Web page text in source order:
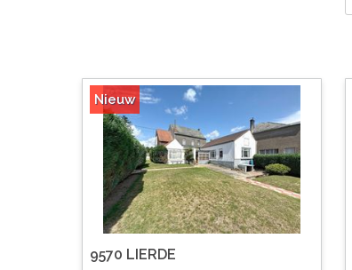
Nieuw
9570 LIERDE